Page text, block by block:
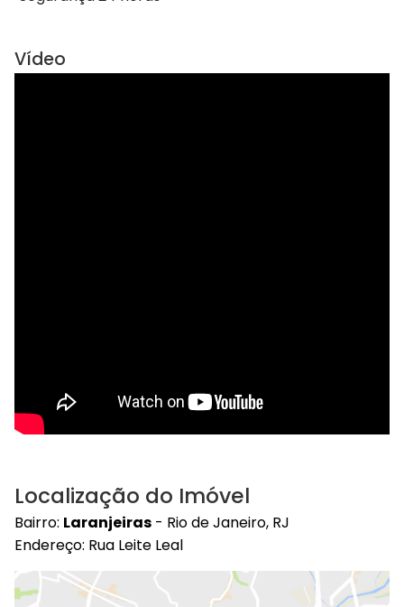
Vídeo
Localização do Imóvel
Bairro: Laranjeiras - Rio de Janeiro, RJ
Endereço: Rua Leite Leal